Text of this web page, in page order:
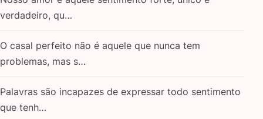
verdadeiro, qu…
O casal perfeito não é aquele que nunca tem
problemas, mas s…
Palavras são incapazes de expressar todo sentimento
que tenh…